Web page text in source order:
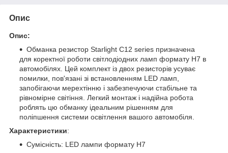
Опис
Опис:
Обманка резистор Starlight C12 series призначена
для коректної роботи світлодіодних ламп формату Н7 в
автомобілях. Цей комплект із двох резисторів усуває
помилки, пов'язані зі встановленням LED ламп,
запобігаючи мерехтінню і забезпечуючи стабільне та
рівномірне світіння. Легкий монтаж і надійна робота
роблять цю обманку ідеальним рішенням для
поліпшення системи освітлення вашого автомобіля.
Характеристики:
Сумісність: LED лампи формату Н7